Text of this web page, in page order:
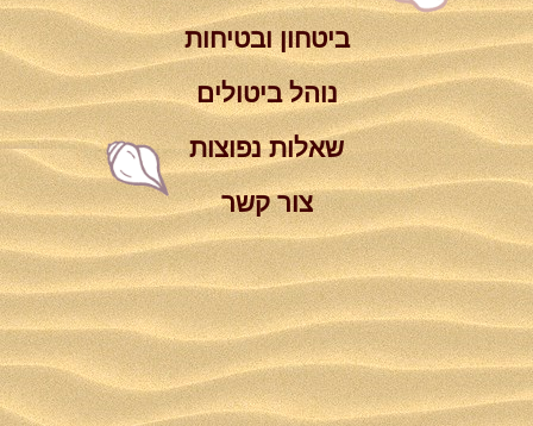
ביטחון ובטיחות
נוהל ביטולים
שאלות נפוצות
צור קשר